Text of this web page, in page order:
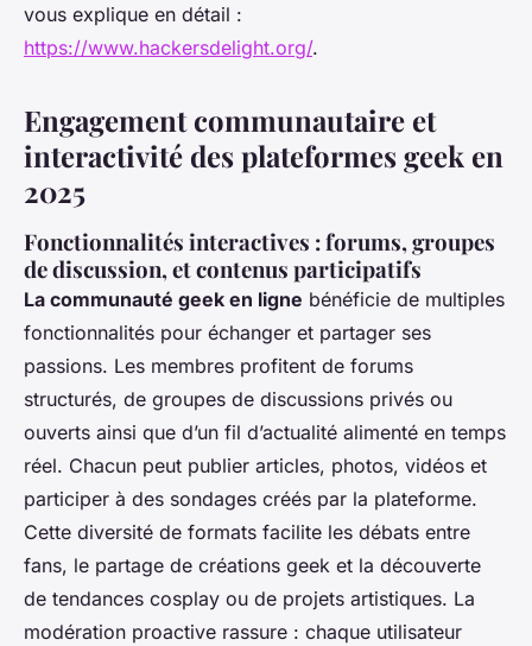
vous explique en détail :
https://www.hackersdelight.org/.
Engagement communautaire et
interactivité des plateformes geek en
2025
Fonctionnalités interactives : forums, groupes
de discussion, et contenus participatifs
La communauté geek en ligne bénéficie de multiples
fonctionnalités pour échanger et partager ses
passions. Les membres profitent de forums
structurés, de groupes de discussions privés ou
ouverts ainsi que d’un fil d’actualité alimenté en temps
réel. Chacun peut publier articles, photos, vidéos et
participer à des sondages créés par la plateforme.
Cette diversité de formats facilite les débats entre
fans, le partage de créations geek et la découverte
de tendances cosplay ou de projets artistiques. La
modération proactive rassure : chaque utilisateur